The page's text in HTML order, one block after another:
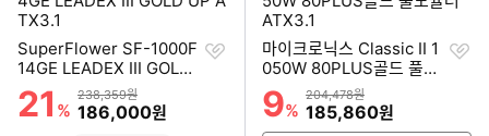
SuperFlower SF-1000F
14GE LEADEX III GOLD
UP ATX3.1
할인률
21 %
상품금액
238,359원
할인금액
186,000원
찜
마이크로닉스 Classic II 1
050W 80PLUS골드 풀모
듈러 ATX3.1
할인률
9%
상품금액
204,478원
할인금액
185,860원
찜